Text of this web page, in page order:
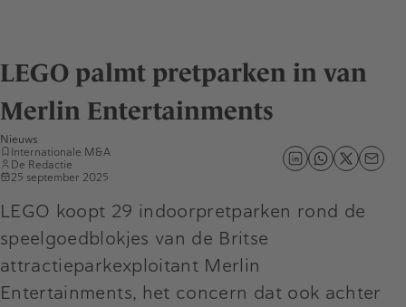
LEGO palmt pretparken in van
Merlin Entertainments
Nieuws
Internationale M&A
De Redactie
25 september 2025
LEGO koopt 29 indoorpretparken rond de
speelgoedblokjes van de Britse
attractieparkexploitant Merlin
Entertainments, het concern dat ook achter